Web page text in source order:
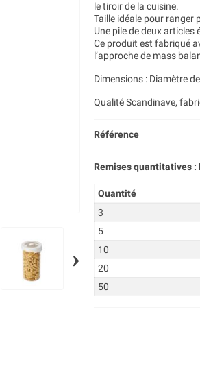
›
le tiroir de la cuisine.
Taille idéale pour ranger
Une pile de deux
Ce produit est fabriqué
l’approche de mass
Dimensions : Diamètre
Qualité Scandinave,
Référence
Remises quantitatives :
Quantité
3
5
10
20
50